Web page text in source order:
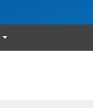
Sprachen